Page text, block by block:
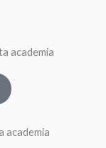
academia
academia